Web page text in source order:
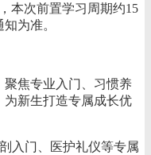
本次前置学习周期约15
为准。
焦专业入门、习惯养
为新生打造专属成长优
入门、医护礼仪等专属